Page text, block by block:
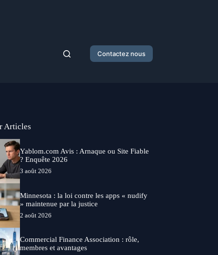
Contactez nous
Articles
Yablom.com Avis : Arnaque ou Site Fiable
? Enquête 2026
3 août 2026
Minnesota : la loi contre les apps « nudify
» maintenue par la justice
2 août 2026
Commercial Finance Association : rôle,
membres et avantages